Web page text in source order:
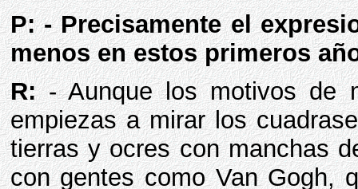
P: - Precisamente el
menos en estos primeros
R:- Aunque los motivos de
empiezas a mirar los
tierras y ocres con manchas
con gentes como Van Gogh,